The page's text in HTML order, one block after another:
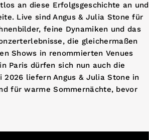
an diese Erfolgsgeschichte an und
Live sind Angus & Julia Stone für
feine Dynamiken und das
die gleichermaßen
Shows in renommierten Venues
Paris dürfen sich nun auch die
liefern Angus & Julia Stone in
für warme Sommernächte, bevor